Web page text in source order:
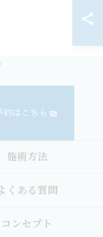
約はこちら
施術方法
くある質問
コンセプト